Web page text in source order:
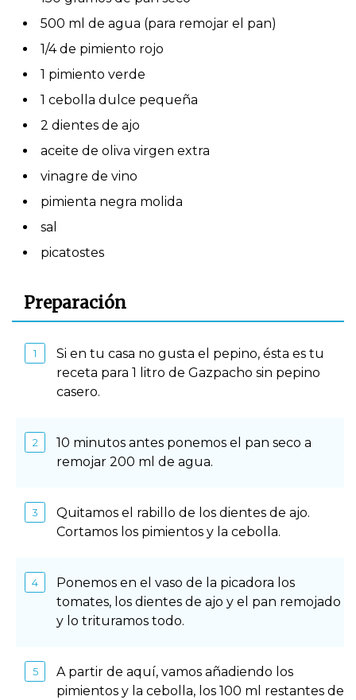
500 ml de agua (para remojar el pan)
1/4 de pimiento rojo
1 pimiento verde
1 cebolla dulce pequeña
2 dientes de ajo
aceite de oliva virgen extra
vinagre de vino
pimienta negra molida
sal
picatostes
Preparación
Si en tu casa no gusta el pepino, ésta es tu
receta para 1 litro de Gazpacho sin pepino
casero.
10 minutos antes ponemos el pan seco a
remojar 200 ml de agua.
Quitamos el rabillo de los dientes de ajo.
Cortamos los pimientos y la cebolla.
Ponemos en el vaso de la picadora los
tomates, los dientes de ajo y el pan remojado
y lo trituramos todo.
A partir de aquí, vamos añadiendo los
pimientos y la cebolla, los 100 ml restantes de